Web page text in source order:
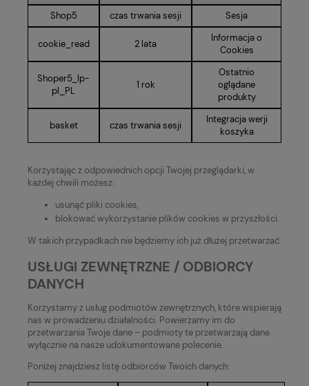
Shop5
czas trwania sesji Sesja
cookie_read 2 lata
Informacja o
Cookies
Shoper5_lp-
pl_PL
1 rok
Ostatnio
oglądane
produkty
basket czas trwania sesji
Integracja werji
koszyka
Korzystając z odpowiednich opcji Twojej przeglądarki, w
każdej chwili możesz:
usunąć pliki cookies,
blokować wykorzystanie plików cookies w przyszłości.
W takich przypadkach nie będziemy ich już dłużej przetwarzać.
USŁUGI ZEWNĘTRZNE / ODBIORCY
DANYCH
Korzystamy z usług podmiotów zewnętrznych, które wspierają
nas w prowadzeniu działalności. Powierzamy im do
przetwarzania Twoje dane – podmioty te przetwarzają dane
wyłącznie na nasze udokumentowane polecenie.
Poniżej znajdziesz listę odbiorców Twoich danych: